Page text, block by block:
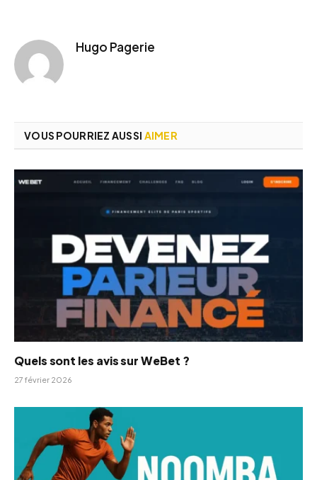
Hugo Pagerie
VOUS POURRIEZ AUSSI AIMER
Quels sont les avis sur WeBet ?
27 février 2026